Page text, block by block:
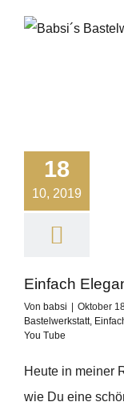
18
10, 2019
Einfach
Von babsi Oktober
Bastelwerkstatt,
You Tube
Heute in meiner
wie Du eine